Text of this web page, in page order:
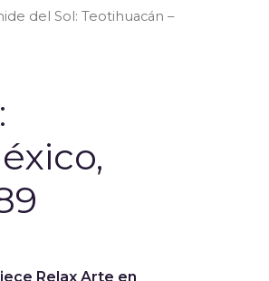
del Sol: Teotihuacán –
Relax Arte en